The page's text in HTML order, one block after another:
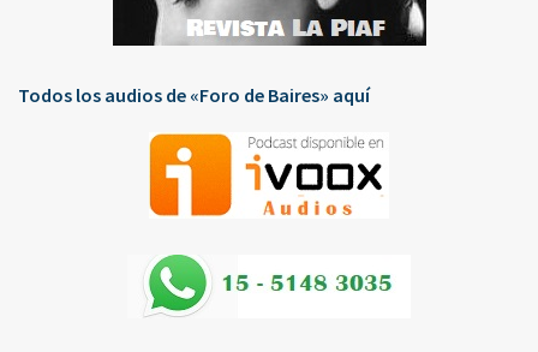
Todos los audios de «Foro de Baires» aquí